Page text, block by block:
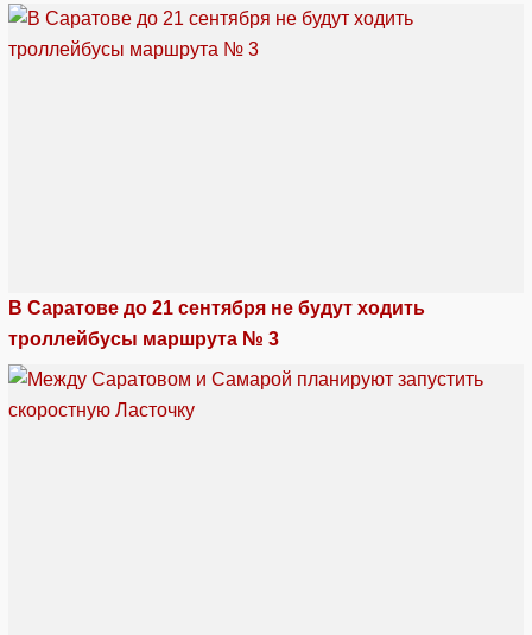
В Саратове до 21 сентября не будут ходить
троллейбусы маршрута № 3